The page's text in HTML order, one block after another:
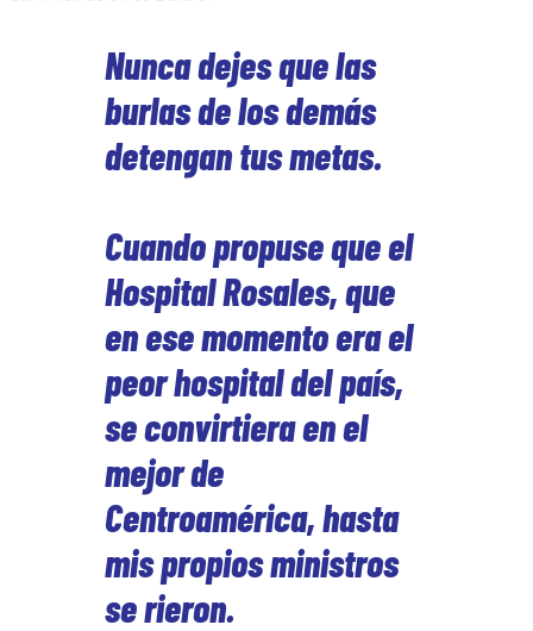
Nunca dejes que las
burlas de los demás
detengan tus metas.
Cuando propuse que el
Hospital Rosales, que
en ese momento era el
peor hospital del país,
se convirtiera en el
mejor de
Centroamérica, hasta
mis propios ministros
se rieron.